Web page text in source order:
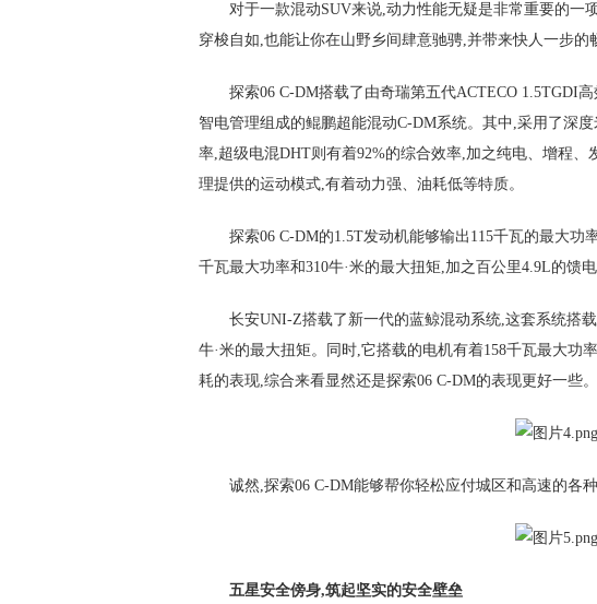
对于一款混动SUV来说,动力性能无疑是非常重要的一
穿梭自如,也能让你在山野乡间肆意驰骋,并带来快人一步的
探索06 C-DM搭载了由奇瑞第五代ACTECO 1.5TGDI
智电管理组成的鲲鹏超能混动C-DM系统。其中,采用了深
率,超级电混DHT则有着92%的综合效率,加之纯电、增程
理提供的运动模式,有着动力强、油耗低等特质。
探索06 C-DM的1.5T发动机能够输出115千瓦的最大功
千瓦最大功率和310牛·米的最大扭矩,加之百公里4.9L的馈
长安UNI-Z搭载了新一代的蓝鲸混动系统,这套系统搭
牛·米的最大扭矩。同时,它搭载的电机有着158千瓦最大功
耗的表现,综合来看显然还是探索06 C-DM的表现更好一些。
诚然,探索06 C-DM能够帮你轻松应付城区和高速的各
五星安全傍身,筑起坚实的安全壁垒